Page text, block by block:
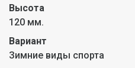
Высота
120 мм.
Вариант
Зимние виды спорта